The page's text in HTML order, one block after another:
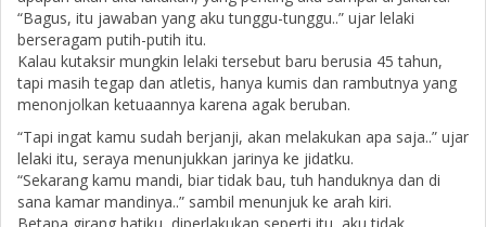
“Bagus, itu jawaban yang aku tunggu-tunggu..” ujar lelaki
berseragam putih-putih itu.
Kalau kutaksir mungkin lelaki tersebut baru berusia 45 tahun,
tapi masih tegap dan atletis, hanya kumis dan rambutnya yang
menonjolkan ketuaannya karena agak beruban.
“Tapi ingat kamu sudah berjanji, akan melakukan apa saja..” ujar
lelaki itu, seraya menunjukkan jarinya ke jidatku.
“Sekarang kamu mandi, biar tidak bau, tuh handuknya dan di
sana kamar mandinya..” sambil menunjuk ke arah kiri.
Betapa girang hatiku, diperlakukan seperti itu, aku tidak